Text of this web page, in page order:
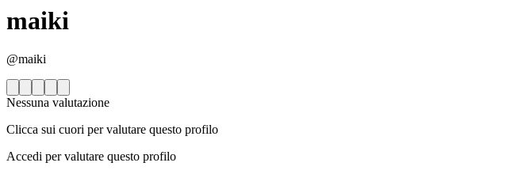
maiki
@maiki
Nessuna valutazione
Clicca sui cuori per valutare questo profilo
Accedi per valutare questo profilo